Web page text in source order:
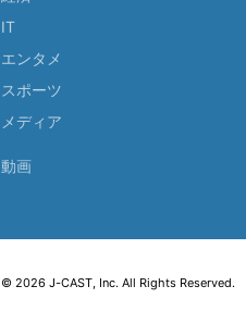
IT
エンタメ
スポーツ
メディア
動画
© 2026 J-CAST, Inc. All Rights Reserved.